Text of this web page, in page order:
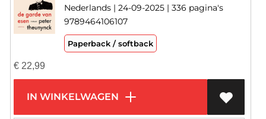
Nederlands | 24-09-2025 | 336 pagina's
9789464106107
Paperback / softback
€22,99
IN WINKELWAGEN